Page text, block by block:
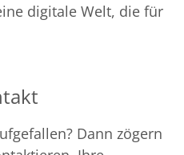
digitale Welt, die für
Dann zögern